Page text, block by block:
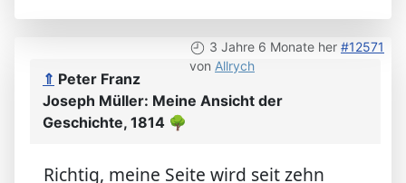
3 Jahre 6 Monate her #12571
von Allrych
⇑ Peter Franz
Joseph Müller: Meine Ansicht der
Geschichte, 1814 🌳
Richtig, meine Seite wird seit zehn